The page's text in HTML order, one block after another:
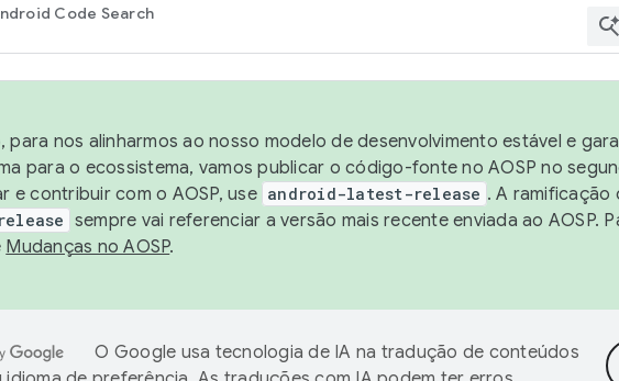
Code Search
para nos alinharmos ao nosso modelo de desenvolvimento estável e
para o ecossistema, vamos publicar o código-fonte no AOSP no
e contribuir com o AOSP, use android-latest-release . A
sempre vai referenciar a versão mais recente enviada ao AOSP.
Mudanças no AOSP.
O Google usa tecnologia de IA na tradução de conteúdos